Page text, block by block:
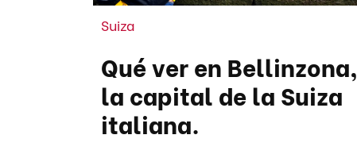
Suiza
Qué ver en Bellinzona,
la capital de la Suiza
italiana.